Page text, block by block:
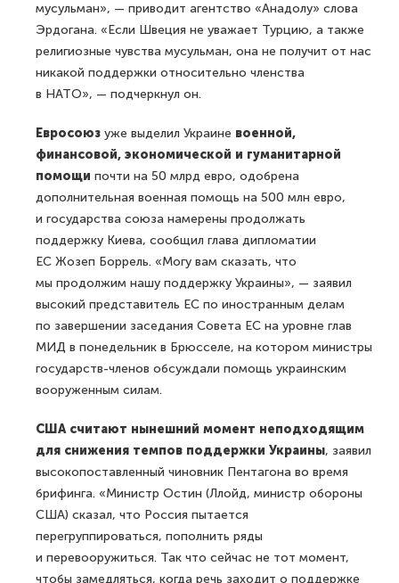
мусульман», — приводит агентство «Анадолу» слова
Эрдогана. «Если Швеция не уважает Турцию, а также
религиозные чувства мусульман, она не получит от нас
никакой поддержки относительно членства
в НАТО», — подчеркнул он.
Евросоюз уже выделил Украине военной,
финансовой, экономической и гуманитарной
помощи почти на 50 млрд евро, одобрена
дополнительная военная помощь на 500 млн евро,
и государства союза намерены продолжать
поддержку Киева, сообщил глава дипломатии
ЕС Жозеп Боррель. «Могу вам сказать, что
мы продолжим нашу поддержку Украины», — заявил
высокий представитель ЕС по иностранным делам
по завершении заседания Совета ЕС на уровне глав
МИД в понедельник в Брюсселе, на котором министры
государств-членов обсуждали помощь украинским
вооруженным силам.
США считают нынешний момент неподходящим
для снижения темпов поддержки Украины, заявил
высокопоставленный чиновник Пентагона во время
брифинга. «Министр Остин (Ллойд, министр обороны
США) сказал, что Россия пытается
перегруппироваться, пополнить ряды
и перевооружиться. Так что сейчас не тот момент,
чтобы замедляться, когда речь заходит о поддержке